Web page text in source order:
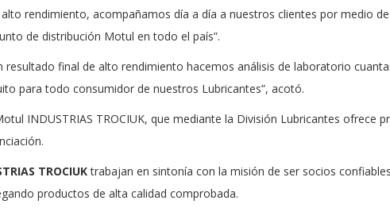
rendimiento, acompañamos día a día a nuestros clientes por medio
de distribución Motul en todo el país”.
resultado final de alto rendimiento hacemos análisis de laboratorio
para todo consumidor de nuestros Lubricantes”, acotó.
INDUSTRIAS TROCIUK, que mediante la División Lubricantes ofrece
TROCIUKtrabajan en sintonía con la misión de ser socios
productos de alta calidad comprobada.